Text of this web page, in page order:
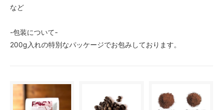
など
-包装について-
200g入れの特別なパッケージでお包みしております。